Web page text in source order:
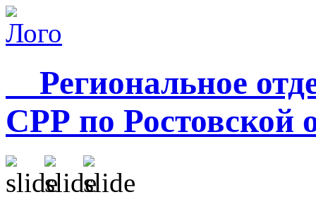
Региональное
СРР по Ростовской